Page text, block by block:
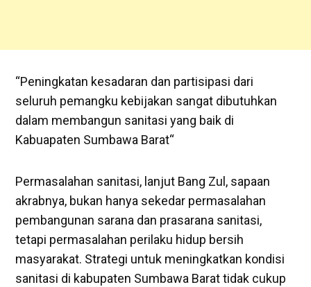
“Peningkatan kesadaran dan partisipasi dari
seluruh pemangku kebijakan sangat dibutuhkan
dalam membangun sanitasi yang baik di
Kabuapaten Sumbawa Barat“
Permasalahan sanitasi, lanjut Bang Zul, sapaan
akrabnya, bukan hanya sekedar permasalahan
pembangunan sarana dan prasarana sanitasi,
tetapi permasalahan perilaku hidup bersih
masyarakat. Strategi untuk meningkatkan kondisi
sanitasi di kabupaten Sumbawa Barat tidak cukup